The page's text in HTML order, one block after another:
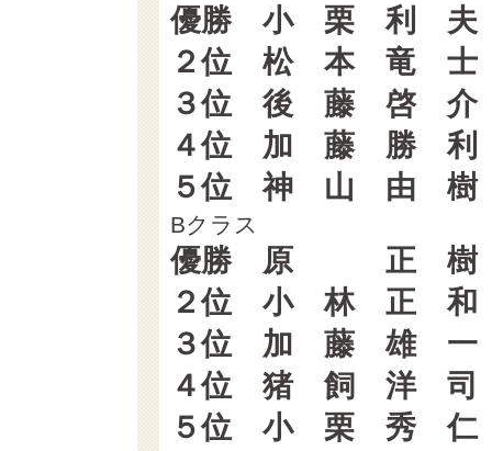
優勝 小 栗 利
２位 松 本 竜
３位 後 藤 啓
４位 加 藤 勝
５位 神 山 由
Bクラス
優勝 原 正 樹
２位 小 林 正
３位 加 藤 雄
４位 猪 飼 洋
５位 小 栗 秀